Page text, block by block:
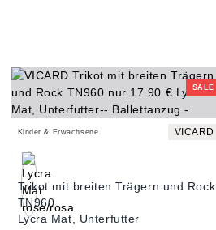
SALE
Kinder & Erwachsene VICARD
Trikot mit breiten Trägern und Rock
TN960
Lycra Mat, Unterfutter